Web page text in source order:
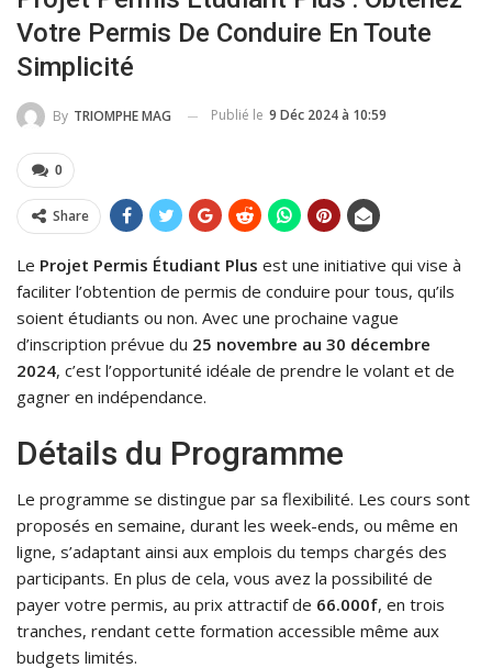
Votre Permis De Conduire En Toute
Simplicité
By TRIOMPHE MAG Publié le 9 Déc 2024 à 10:59
0
Share
Le Projet Permis Étudiant Plus est une initiative qui vise à
faciliter l’obtention de permis de conduire pour tous, qu’ils
soient étudiants ou non. Avec une prochaine vague
d’inscription prévue du 25 novembre au 30 décembre
2024, c’est l’opportunité idéale de prendre le volant et de
gagner en indépendance.
Détails du Programme
Le programme se distingue par sa flexibilité. Les cours sont
proposés en semaine, durant les week-ends, ou même en
ligne, s’adaptant ainsi aux emplois du temps chargés des
participants. En plus de cela, vous avez la possibilité de
payer votre permis, au prix attractif de 66.000f, en trois
tranches, rendant cette formation accessible même aux
budgets limités.